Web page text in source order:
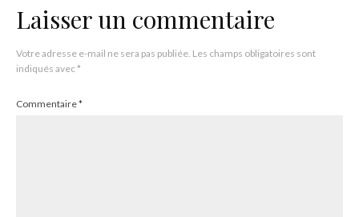
Laisser un commentaire
Votre adresse e-mail ne sera pas publiée. Les champs obligatoires sont
indiqués avec*
Commentaire*